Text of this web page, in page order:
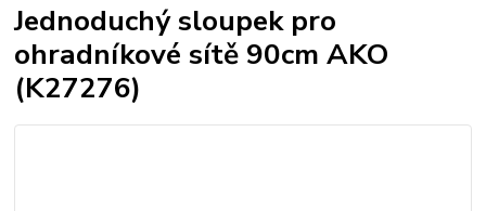
Jednoduchý sloupek pro
ohradníkové sítě 90cm AKO
(K27276)